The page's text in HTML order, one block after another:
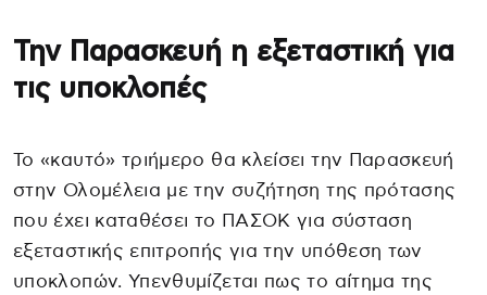
Την Παρασκευή η εξεταστική για
τις υποκλοπές
Το «καυτό» τριήμερο θα κλείσει την Παρασκευή
στην Ολομέλεια με την συζήτηση της πρότασης
που έχει καταθέσει το ΠΑΣΟΚ για σύσταση
εξεταστικής επιτροπής για την υπόθεση των
υποκλοπών. Υπενθυμίζεται πως το αίτημα της